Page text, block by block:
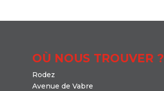
OÙ NOUS TROUVER ?
Rodez
Avenue de Vabre